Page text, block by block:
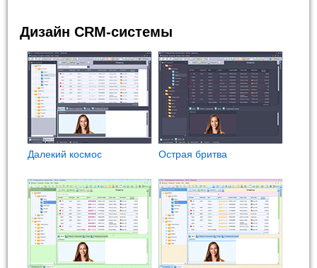
Дизайн CRM-системы
Далекий космос Острая бритва